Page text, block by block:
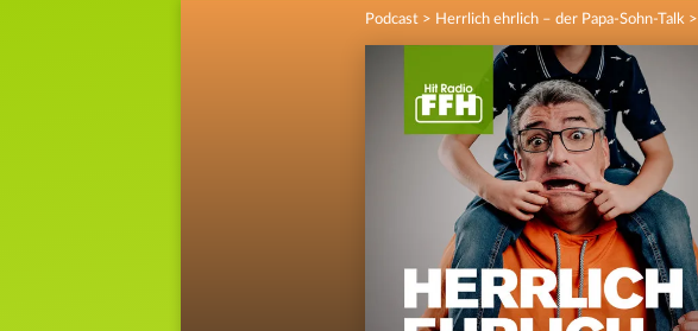
Podcast > Herrlich ehrlich – der Papa-Sohn-Talk >